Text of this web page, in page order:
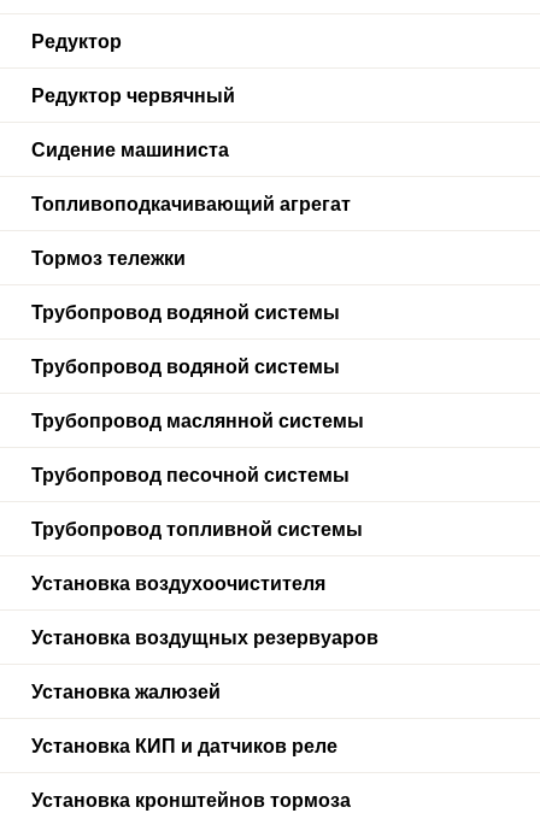
Редуктор
Редуктор червячный
Сидение машиниста
Топливоподкачивающий агрегат
Тормоз тележки
Трубопровод водяной системы
Трубопровод водяной системы
Трубопровод маслянной системы
Трубопровод песочной системы
Трубопровод топливной системы
Установка воздухоочистителя
Установка воздущных резервуаров
Установка жалюзей
Установка КИП и датчиков реле
Установка кронштейнов тормоза